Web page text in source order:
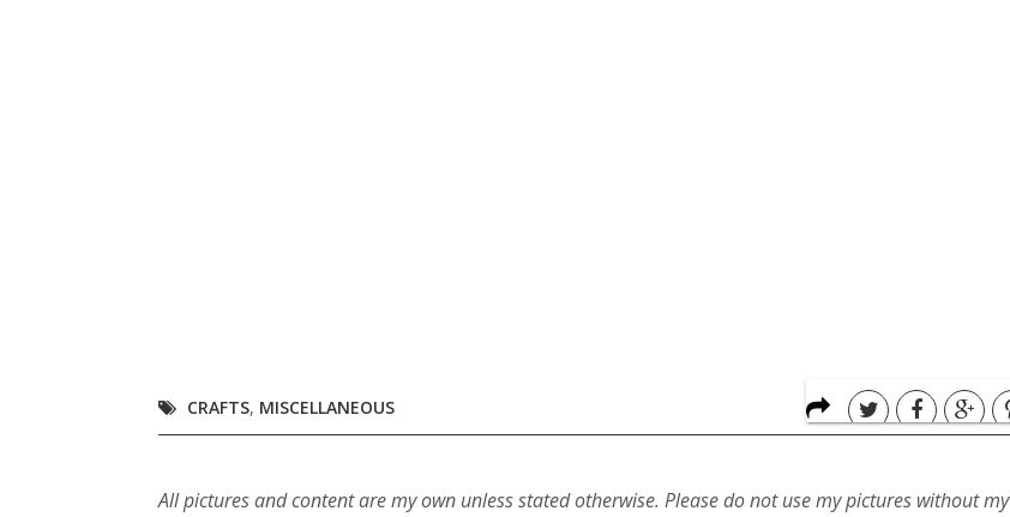
CRAFTS, MISCELLANEOUS
All pictures and content are my own unless stated otherwise. Please do not use my pictures without my